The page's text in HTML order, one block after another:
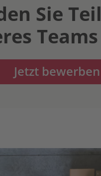
Sie Teil
Teams
Jetzt bewerben